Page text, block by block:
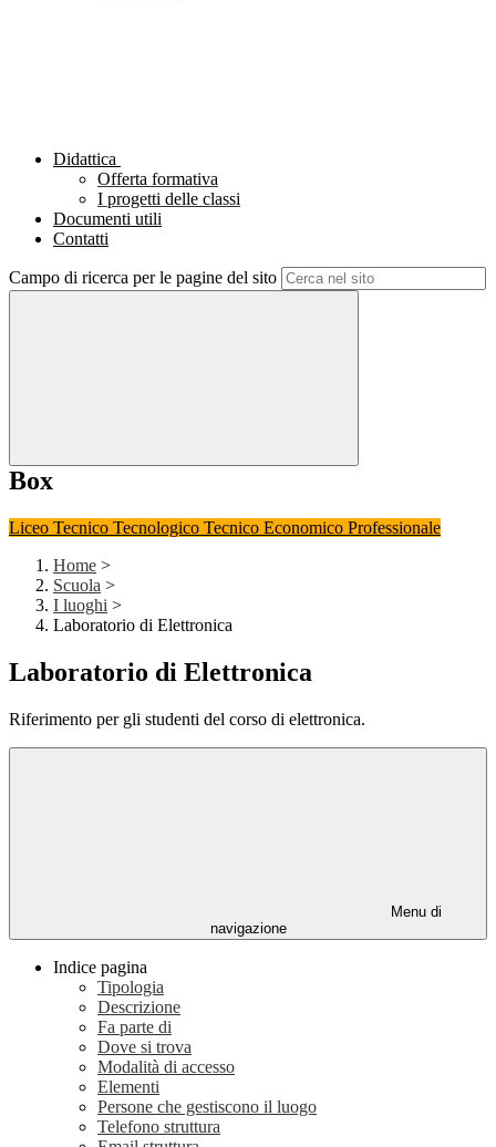
Didattica
Offerta formativa
I progetti delle classi
Documenti utili
Contatti
Campo di ricerca per le pagine del sito
Box
Liceo Tecnico Tecnologico Tecnico Economico Professionale
Home >
Scuola >
I luoghi >
Laboratorio di Elettronica
Laboratorio di Elettronica
Riferimento per gli studenti del corso di elettronica.
Menu di
navigazione
Indice pagina
Tipologia
Descrizione
Fa parte di
Dove si trova
Modalità di accesso
Elementi
Persone che gestiscono il luogo
Telefono struttura